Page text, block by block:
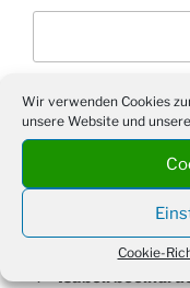
Wir verwenden Cookies
unsere Website und
Cookie-
Vorheriger
ZURÜCK
Isabell